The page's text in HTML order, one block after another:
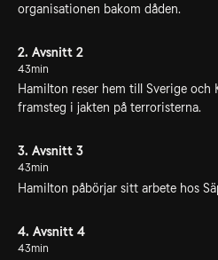
organisationen bakom dåden.
2. Avsnitt 2
43min
Hamilton reser hem till Sverige
framsteg i jakten på terroristerna.
3. Avsnitt 3
43min
Hamilton påbörjar sitt arbete hos
4. Avsnitt 4
43min